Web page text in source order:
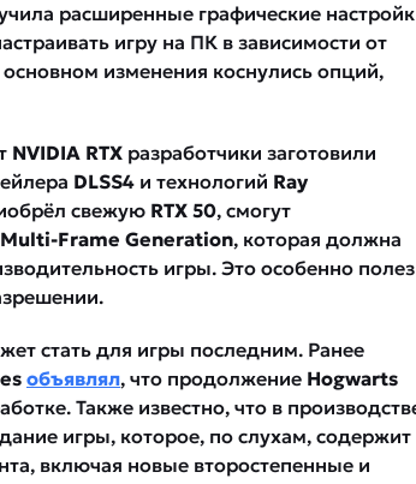
расширенные графические
игру на ПК в зависимости от
изменения коснулись опций,
NVIDIA RTX разработчики заготовили
DLSS4 и технологий Ray
свежую RTX 50, смогут
Multi-Frame Generation, которая должна
игры. Это особенно
стать для игры последним. Ранее
объявлял, что продолжение Hogwarts
Также известно, что в
игры, которое, по слухам, содержит
включая новые второстепенные и